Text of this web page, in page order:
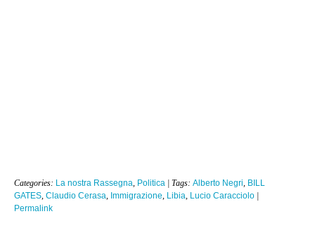
Categories: La nostra Rassegna Politica | Tags: Alberto Negri BILL
GATES Claudio Cerasa Immigrazione Libia Lucio Caracciolo |
Permalink